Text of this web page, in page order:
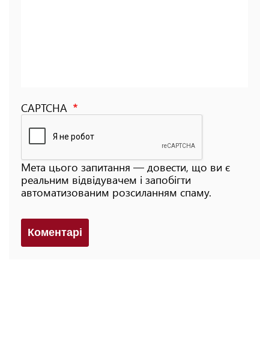
CAPTCHA
Мета цього запитання — довести, що ви є
реальним відвідувачем і запобігти
автоматизованим розсиланням спаму.
Коментарi